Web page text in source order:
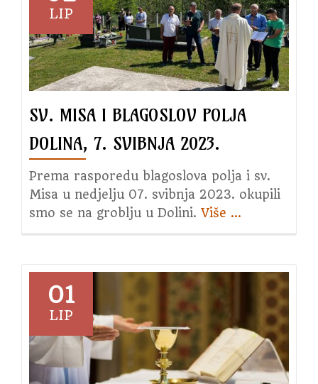
u
Zavidovićima
LIP
SV. MISA I BLAGOSLOV POLJA
DOLINA, 7. SVIBNJA 2023.
Prema rasporedu blagoslova polja i sv.
Misa u nedjelju 07. svibnja 2023. okupili
smo se na groblju u Dolini. Više about
i
blagoslov
Dolina,
svibnja
2023.
…
01
LIP